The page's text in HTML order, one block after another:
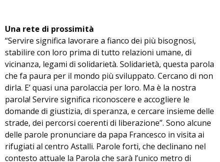
Una rete di prossimità
“Servire significa lavorare a fianco dei più bisognosi,
stabilire con loro prima di tutto relazioni umane, di
vicinanza, legami di solidarietà. Solidarietà, questa parola
che fa paura per il mondo più sviluppato. Cercano di non
dirla. E’ quasi una parolaccia per loro. Ma è la nostra
parola! Servire significa riconoscere e accogliere le
domande di giustizia, di speranza, e cercare insieme delle
strade, dei percorsi coerenti di liberazione”. Sono alcune
delle parole pronunciare da papa Francesco in visita ai
rifugiati al centro Astalli. Parole forti, che declinano nel
contesto attuale la Parola che sarà l’unico metro di